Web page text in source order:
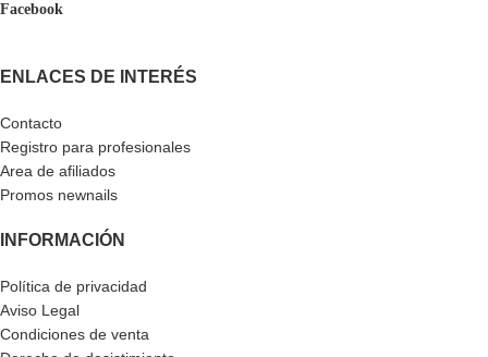
Facebook
ENLACES DE INTERÉS
Contacto
Registro para profesionales
Area de afiliados
Promos newnails
INFORMACIÓN
Política de privacidad
Aviso Legal
Condiciones de venta